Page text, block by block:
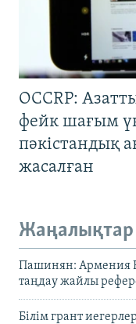
OCCRP:
фейк шағым
пәкістандық
жасалған
Жаңалықтар
Пашинян: Армения
таңдау жайлы
Білім грант